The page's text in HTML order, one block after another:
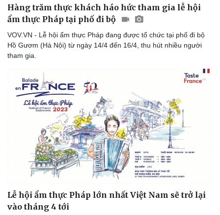
Hạt giống tâm hồn
Hàng trăm thực khách háo hức tham gia lễ hội
ẩm thực Pháp tại phố đi bộ
VOV.VN - Lễ hội ẩm thực Pháp đang được tổ chức tại phố đi bộ
Hồ Gươm (Hà Nội) từ ngày 14/4 đến 16/4, thu hút nhiều người
tham gia.
Lễ hội ẩm thực Pháp lớn nhất Việt Nam sẽ trở lại
vào tháng 4 tới